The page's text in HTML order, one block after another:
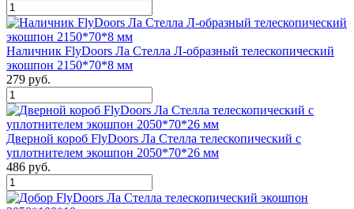
Наличник FlyDoors Ла Стелла Л-образный телескопический
экошпон 2150*70*8 мм
279 руб.
Дверной короб FlyDoors Ла Стелла телескопический с
уплотнителем экошпон 2050*70*26 мм
486 руб.